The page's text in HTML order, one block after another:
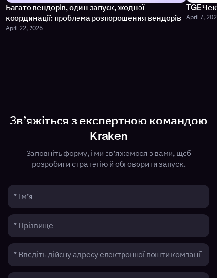
Багато вендорів, один запуск, жодної
координації: проблема розпорошення вендорів
April 22, 2026
TGE
April 7,
Зв’яжіться з експертною командою
Kraken
Заповніть форму, і ми зв’яжемося з вами, щоб
розробити стратегію й обговорити запуск.
* Ім’я
* Прізвище
* Введіть дійсну адресу електронної пошти компанії